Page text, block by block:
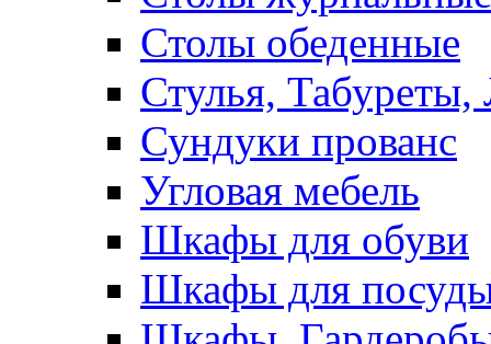
Столы обеденные
Стулья, Табуреты,
Сундуки прованс
Угловая мебель
Шкафы для обуви
Шкафы для